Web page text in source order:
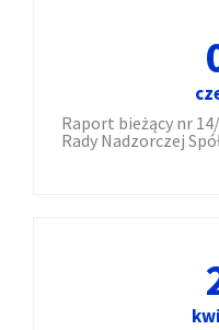
Raport bieżący nr
Rady Nadzorczej